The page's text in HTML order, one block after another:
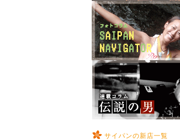
2015年7月1日 お知らせ
2015年4月1日 お知らせ
2015年4月1日 お知らせ
2015年1月1日 お知らせ
2015年1月1日
2015年1月1日 新店追加
2014年10月1日 お知らせ
2014年10月1日 お知らせ
2014年10月1日
サイパンの新店一覧